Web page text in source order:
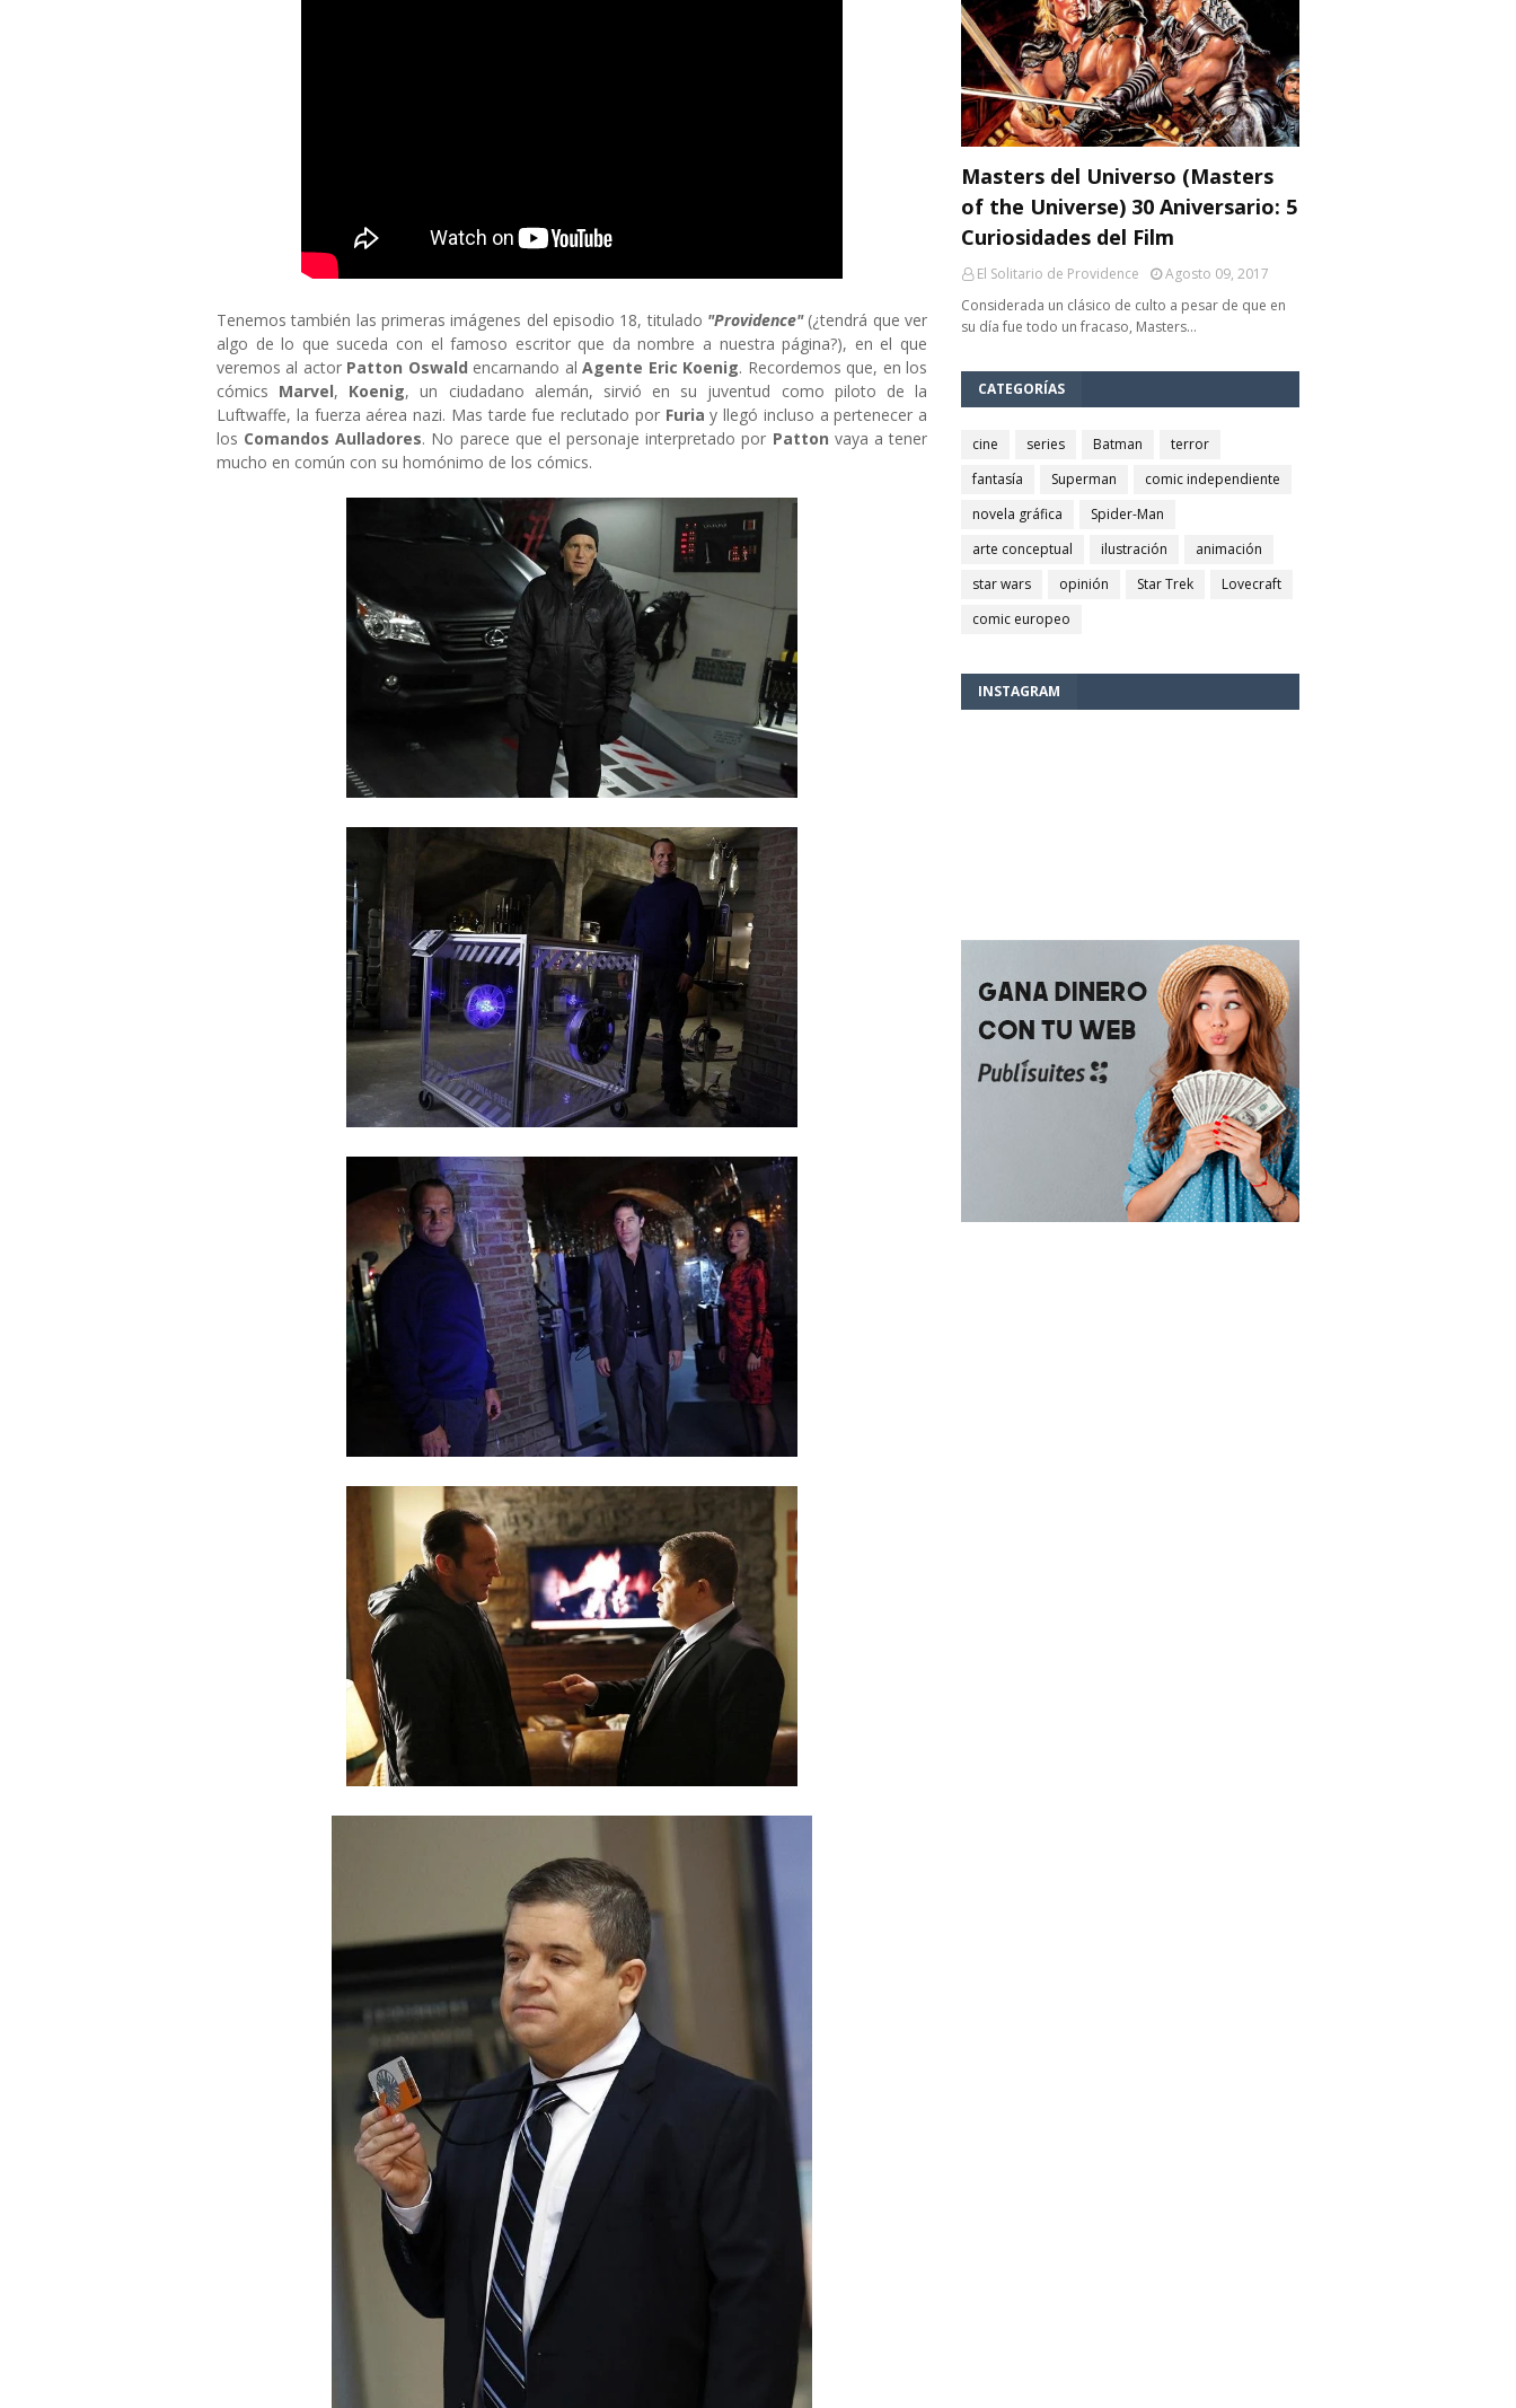
Tenemos también las primeras imágenes del episodio 18, titulado "Providence"(¿tendrá que ver
algo de lo que suceda con el famoso escritor que da nombre a nuestra página?), en el que
veremos al actor Patton Oswald encarnando alAgente Eric Koenig. Recordemos que, en los
cómics Marvel, Koenig, un ciudadano alemán, sirvió en su juventud como piloto de la
Luftwaffe, la fuerza aérea nazi. Mas tarde fue reclutado por Furiay llegó incluso a pertenecer a
los Comandos Aulladores. No parece que el personaje interpretado por Patton vaya a tener
mucho en común con su homónimo de los cómics.
Masters del Universo (Masters
of the Universe) 30 Aniversario: 5
Curiosidades del Film
El Solitario de Providence
Agosto 09, 2017
Considerada un clásico de culto a pesar de que en
su día fue todo un fracaso, Masters…
CATEGORÍAS
cine series Batman
terror
fantasía
Superman
comic independiente
novela gráfica
Spider-Man
arte conceptual
ilustración
animación
star wars
opinión Star Trek
Lovecraft
comic europeo
INSTAGRAM